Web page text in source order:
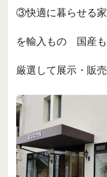
③快適に暮らせる
を輸入もの 国産
厳選して展示・販